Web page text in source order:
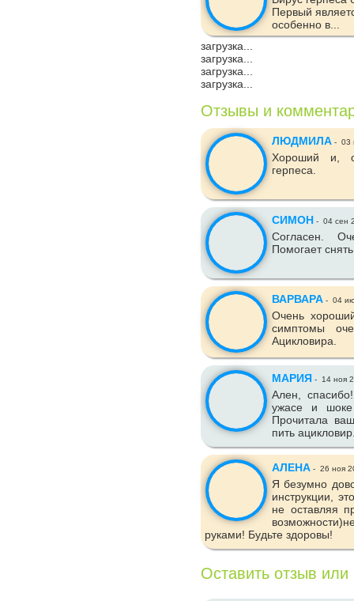
Первый
особенно в...
загрузка...
загрузка...
загрузка...
загрузка...
Отзывы и
ЛЮДМИЛА - 03
Хороший и,
герпеса.
СИМОН - 04 сен
Согласен.
Помогает
ВАРВАРА - 04
Очень
симптомы
Ацикловира.
МАРИЯ - 14 ноя
Ален,
ужасе и
Прочитала
пить
АЛЕНА - 26 ноя
Я безумно
инструкции,
не оставляя
руками! Будьте здоровы!
Оставить отзыв